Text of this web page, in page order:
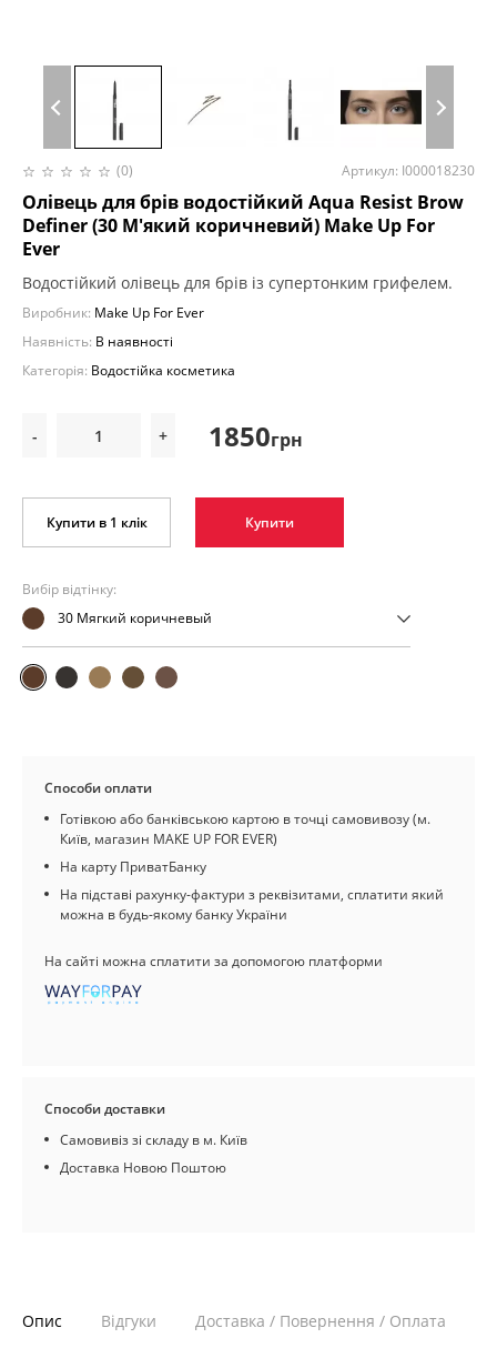
(0) Артикул: I000018230
Олівець для брів водостійкий Aqua Resist Brow
Definer (30 М'який коричневий) Make Up For
Ever
Водостійкий олівець для брів із супертонким грифелем.
Виробник: Make Up For Ever
Наявність: В наявності
Категорія: Водостійка косметика
- + 1850грн
Купити в 1 клік Купити
Вибір відтінку:
30 Мягкий коричневый
Способи оплати
Готівкою або банківською картою в точці самовивозу (м.
Київ, магазин MAKE UP FOR EVER)
На карту ПриватБанку
На підставі рахунку-фактури з реквізитами, сплатити який
можна в будь-якому банку України
На сайті можна сплатити за допомогою платформи
Способи доставки
Самовивіз зі складу в м. Київ
Доставка Новою Поштою
Опис Відгуки Доставка / Повернення / Оплата